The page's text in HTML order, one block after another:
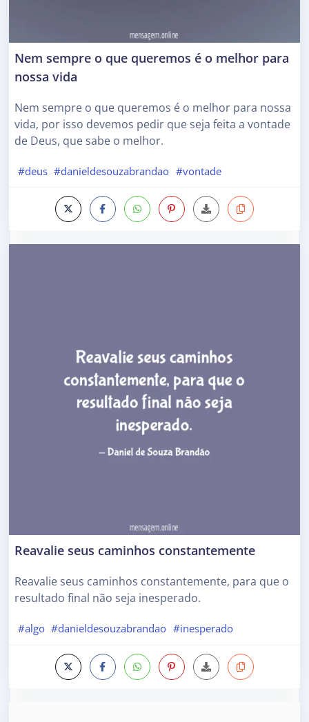
Nem sempre o que queremos é o melhor para
nossa vida
Nem sempre o que queremos é o melhor para nossa
vida, por isso devemos pedir que seja feita a vontade
de Deus, que sabe o melhor.
#deus #danieldesouzabrandao #vontade
Reavalie seus caminhos constantemente
Reavalie seus caminhos constantemente, para que o
resultado final não seja inesperado.
#algo #danieldesouzabrandao #inesperado